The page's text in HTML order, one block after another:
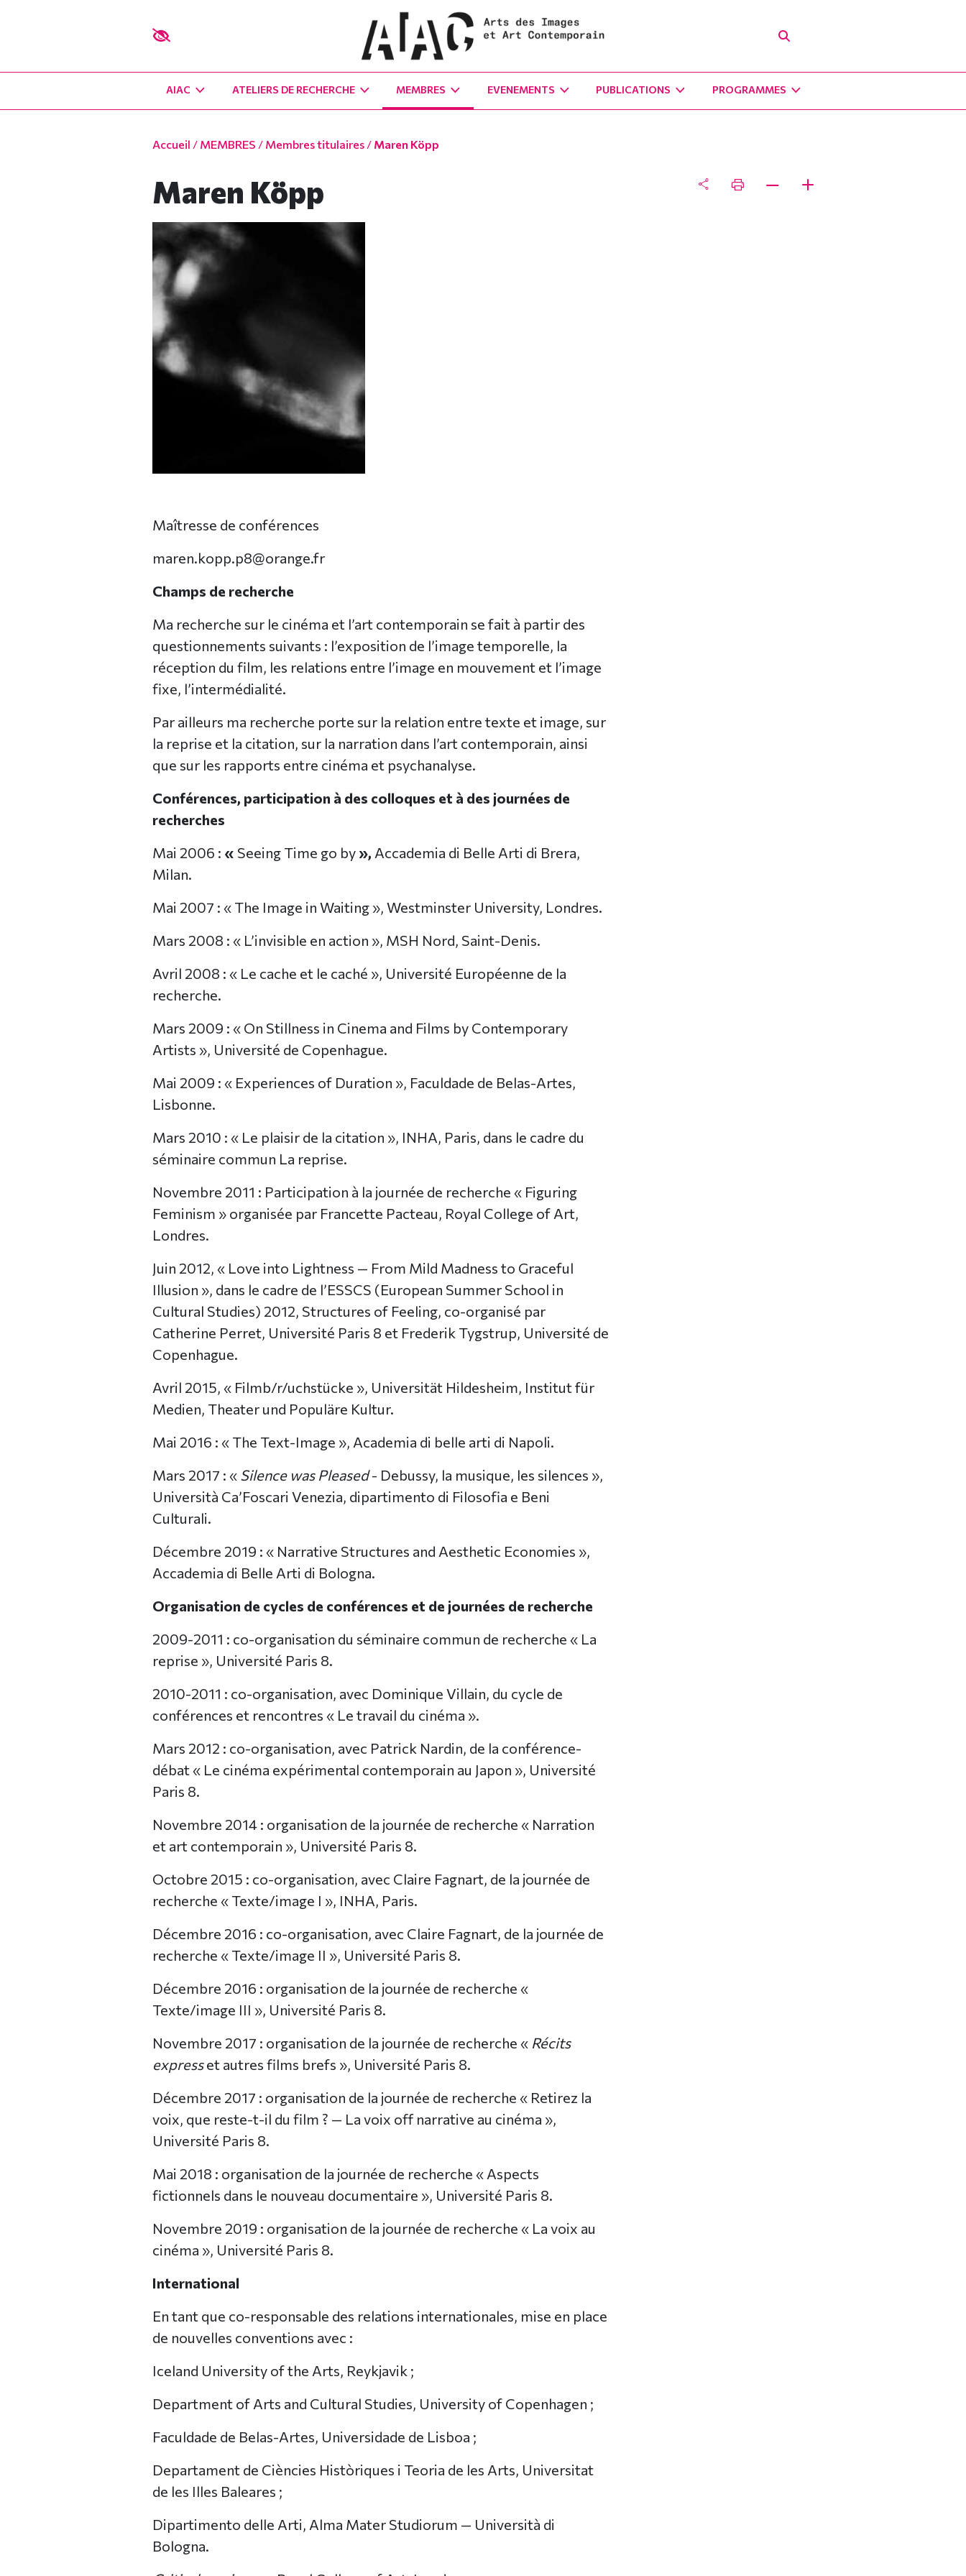
AIAC ATELIERS DE RECHERCHE MEMBRES EVENEMENTS PUBLICATIONS PROGRAMMES
Accueil / MEMBRES / Membres titulaires / Maren Köpp
Maren Köpp
Maîtresse de conférences
maren.kopp.p8@orange.fr
Champs de recherche
Ma recherche sur le cinéma et l’art contemporain se fait à partir des
questionnements suivants : l’exposition de l’image temporelle, la
réception du film, les relations entre l’image en mouvement et l’image
fixe, l’intermédialité.
Par ailleurs ma recherche porte sur la relation entre texte et image, sur
la reprise et la citation, sur la narration dans l’art contemporain, ainsi
que sur les rapports entre cinéma et psychanalyse.
Conférences, participation à des colloques et à des journées de
recherches
Mai 2006 : « Seeing Time go by », Accademia di Belle Arti di Brera,
Milan.
Mai 2007 : « The Image in Waiting », Westminster University, Londres.
Mars 2008 : « L’invisible en action », MSH Nord, Saint-Denis.
Avril 2008 : « Le cache et le caché », Université Européenne de la
recherche.
Mars 2009 : « On Stillness in Cinema and Films by Contemporary
Artists », Université de Copenhague.
Mai 2009 : « Experiences of Duration », Faculdade de Belas-Artes,
Lisbonne.
Mars 2010 : « Le plaisir de la citation », INHA, Paris, dans le cadre du
séminaire commun La reprise.
Novembre 2011 : Participation à la journée de recherche « Figuring
Feminism » organisée par Francette Pacteau, Royal College of Art,
Londres.
Juin 2012, « Love into Lightness — From Mild Madness to Graceful
Illusion », dans le cadre de l’ESSCS (European Summer School in
Cultural Studies) 2012, Structures of Feeling, co-organisé par
Catherine Perret, Université Paris 8 et Frederik Tygstrup, Université de
Copenhague.
Avril 2015, « Filmb/r/uchstücke », Universität Hildesheim, Institut für
Medien, Theater und Populäre Kultur.
Mai 2016 : « The Text-Image », Academia di belle arti di Napoli.
Mars 2017 : « Silence was Pleased- Debussy, la musique, les silences »,
Università Ca’Foscari Venezia, dipartimento di Filosofia e Beni
Culturali.
Décembre 2019 : « Narrative Structures and Aesthetic Economies »,
Accademia di Belle Arti di Bologna.
Organisation de cycles de conférences et de journées de recherche
2009-2011 : co-organisation du séminaire commun de recherche « La
reprise », Université Paris 8.
2010-2011 : co-organisation, avec Dominique Villain, du cycle de
conférences et rencontres « Le travail du cinéma ».
Mars 2012 : co-organisation, avec Patrick Nardin, de la conférence-
débat « Le cinéma expérimental contemporain au Japon », Université
Paris 8.
Novembre 2014 : organisation de la journée de recherche « Narration
et art contemporain », Université Paris 8.
Octobre 2015 : co-organisation, avec Claire Fagnart, de la journée de
recherche « Texte/image I », INHA, Paris.
Décembre 2016 : co-organisation, avec Claire Fagnart, de la journée de
recherche « Texte/image II », Université Paris 8.
Décembre 2016 : organisation de la journée de recherche «
Texte/image III », Université Paris 8.
Novembre 2017 : organisation de la journée de recherche « Récits
expresset autres films brefs », Université Paris 8.
Décembre 2017 : organisation de la journée de recherche « Retirez la
voix, que reste-t-il du film ? — La voix off narrative au cinéma »,
Université Paris 8.
Mai 2018 : organisation de la journée de recherche « Aspects
fictionnels dans le nouveau documentaire », Université Paris 8.
Novembre 2019 : organisation de la journée de recherche « La voix au
cinéma », Université Paris 8.
International
En tant que co-responsable des relations internationales, mise en place
de nouvelles conventions avec :
Iceland University of the Arts, Reykjavik ;
Department of Arts and Cultural Studies, University of Copenhagen ;
Faculdade de Belas-Artes, Universidade de Lisboa ;
Departament de Ciències Històriques i Teoria de les Arts, Universitat
de les Illes Baleares ;
Dipartimento delle Arti, Alma Mater Studiorum — Università di
Bologna.